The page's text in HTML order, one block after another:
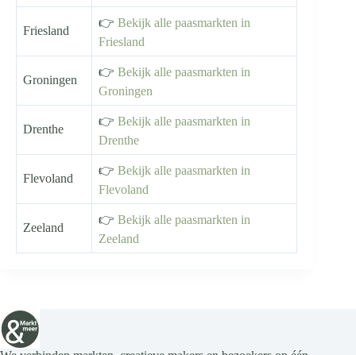
Friesland
👉 Bekijk alle paasmarkten in
Friesland
Groningen
👉 Bekijk alle paasmarkten in
Groningen
Drenthe
👉 Bekijk alle paasmarkten in
Drenthe
Flevoland
👉 Bekijk alle paasmarkten in
Flevoland
Zeeland
👉 Bekijk alle paasmarkten in
Zeeland